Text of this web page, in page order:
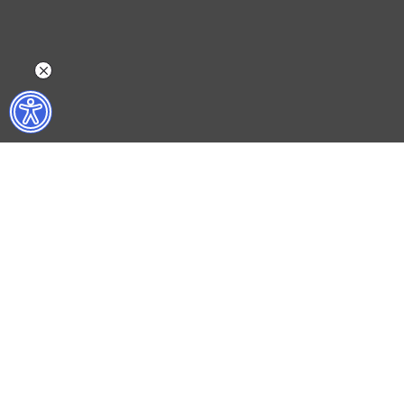
NELER YAPIYORUZ?
İSTANBUL FİLM FESTİVALİ